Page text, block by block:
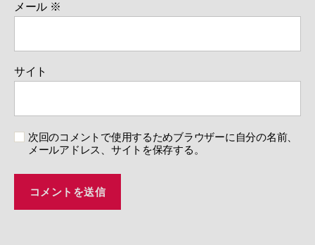
メール ※
サイト
次回のコメントで使用するためブラウザーに自分の名前、
メールアドレス、サイトを保存する。